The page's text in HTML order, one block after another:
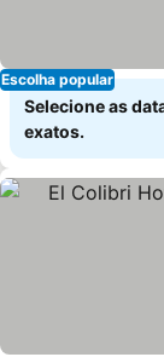
Escolha popular
Selecione as
exatos.